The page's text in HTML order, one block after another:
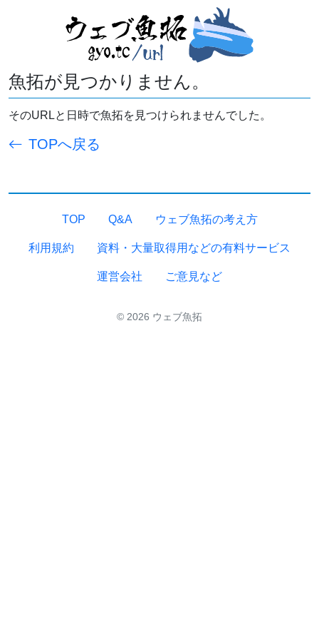
魚拓が見つかりません。
そのURLと日時で魚拓を見つけられませんでした。
TOPへ戻る
TOP Q&A ウェブ魚拓の考え方
利用規約 資料・大量取得用などの有料サービス
運営会社 ご意見など
© 2026 ウェブ魚拓